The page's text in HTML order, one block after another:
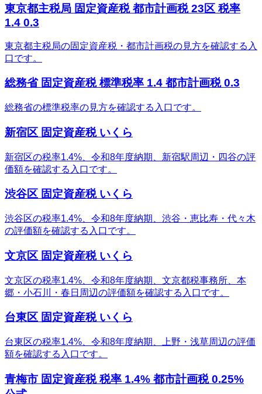
東京都主税局 固定資産税 都市計画税 23区 税率
1.4 0.3
東京都主税局の固定資産税・都市計画税の見方を確認する入
口です。
総務省 固定資産税 標準税率 1.4 都市計画税 0.3
総務省の標準税率の見方を確認する入口です。
新宿区 固定資産税 いくら
新宿区の税率1.4%、令和8年度納期、新宿駅周辺・四谷の評
価額を確認する入口です。
渋谷区 固定資産税 いくら
渋谷区の税率1.4%、令和8年度納期、渋谷・恵比寿・代々木
の評価額を確認する入口です。
文京区 固定資産税 いくら
文京区の税率1.4%、令和8年度納期、文京都税事務所、本
郷・小石川・春日周辺の評価額を確認する入口です。
台東区 固定資産税 いくら
台東区の税率1.4%、令和8年度納期、上野・浅草周辺の評価
額を確認する入口です。
青梅市 固定資産税 税率 1.4% 都市計画税 0.25%